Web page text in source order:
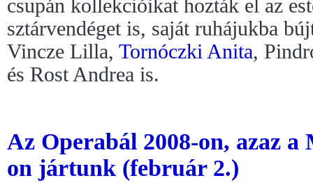
csupán kollekcióikat hozták el az
sztárvendéget is, saját ruhájukba
Vincze Lilla, Tornóczki Anita,
és Rost Andrea is.
Az Operabál 2008-on, azaz a
on jártunk (február 2.)